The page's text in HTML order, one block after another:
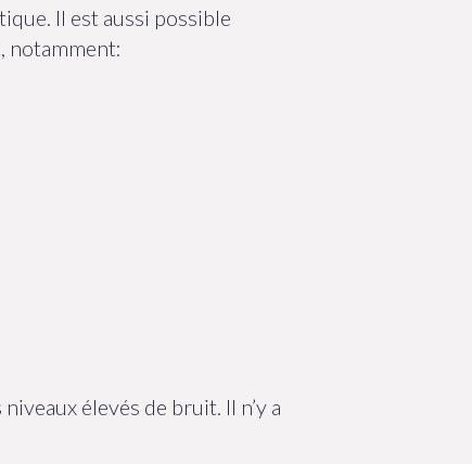
Il est aussi possible
notamment:
élevés de bruit. Il n’y a